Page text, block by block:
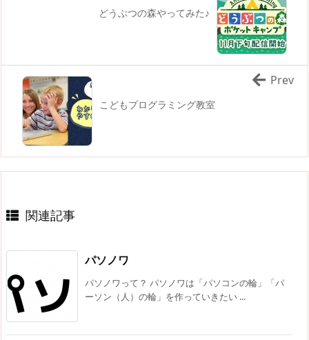
どうぶつの森やってみた♪
こどもプログラミング教室
Prev
関連記事
パソノワ
パソノワって？ パソノワは「パソコンの輪」「パ
ーソン（人）の輪」を作っていきたい ...